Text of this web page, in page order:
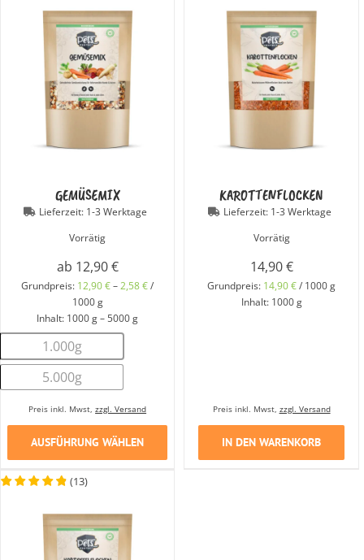
GEMÜSEMIX
Lieferzeit: 1-3 Werktage
Vorrätig
ab 12,90€
Grundpreis: 12,90€–2,58€/
1000 g
Inhalt: 1000g– 5000g
1.000g
5.000g
Preis inkl. Mwst,zzgl. Versand
AUSFÜHRUNG WÄHLEN
KAROTTENFLOCKEN
Lieferzeit: 1-3 Werktage
Vorrätig
14,90€
Grundpreis: 14,90€/ 1000g
Inhalt: 1000g
Preis inkl. Mwst, zzgl. Versand
IN DEN WARENKORB
(13)